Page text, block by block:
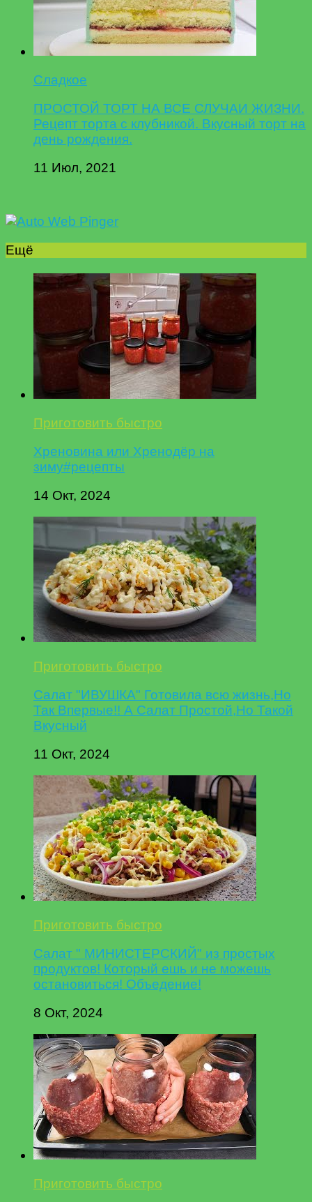
Сладкое
ПРОСТОЙ ТОРТ НА ВСЕ СЛУЧАИ ЖИЗНИ.
Рецепт торта с клубникой. Вкусный торт на
день рождения.
11 Июл, 2021
Ещё
Приготовить быстро
Хреновина или Хренодёр на
зиму#рецепты
14 Окт, 2024
Приготовить быстро
Салат "ИВУШКА" Готовила всю жизнь,Но
Так Впервые!! А Салат Простой,Но Такой
Вкусный
11 Окт, 2024
Приготовить быстро
Салат " МИНИСТЕРСКИЙ" из простых
продуктов! Который ешь и не можешь
остановиться! Объедение!
8 Окт, 2024
Приготовить быстро